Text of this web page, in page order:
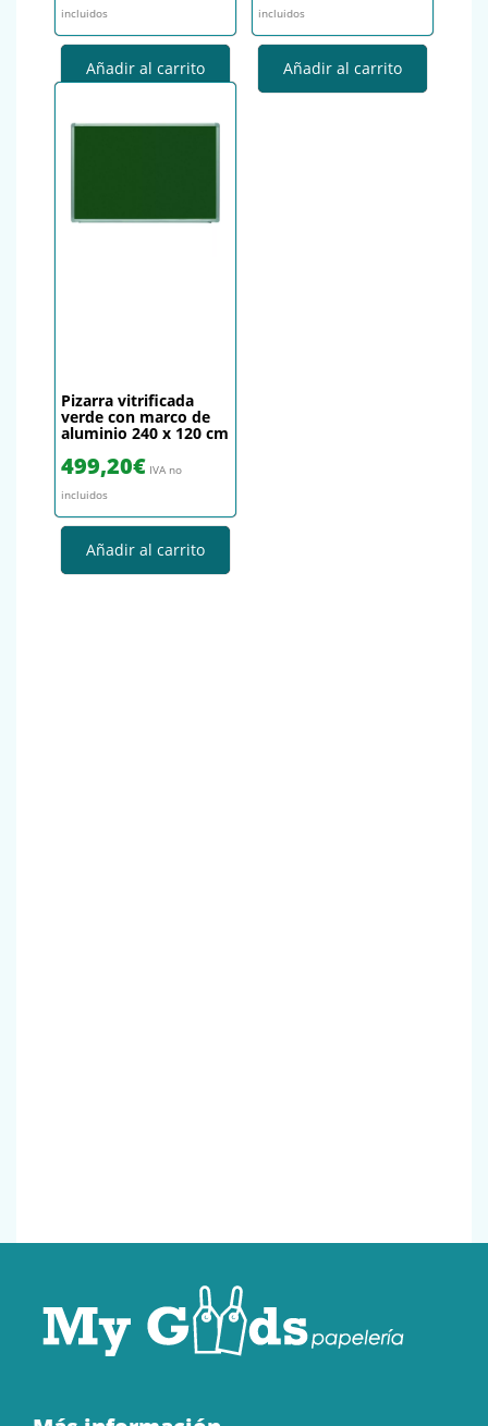
incluidos
Añadir al carrito
incluidos
Añadir al carrito
Pizarra vitrificada
verde con marco de
aluminio 240 x 120 cm
499,20€ IVA no
incluidos
Añadir al carrito